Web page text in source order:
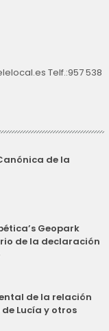
Telf.:957 538
de la
Geopark
de la declaración
de la relación
Lucía y otros